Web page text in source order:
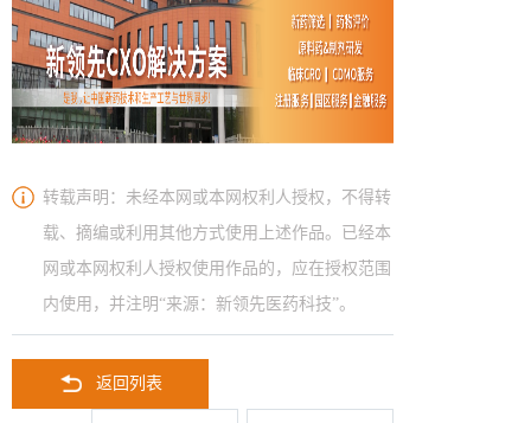
转载声明：未经本网或本网权利人授权，不得转
载、摘编或利用其他方式使用上述作品。已经本
网或本网权利人授权使用作品的，应在授权范围
内使用，并注明“来源：新领先医药科技”。
返回列表